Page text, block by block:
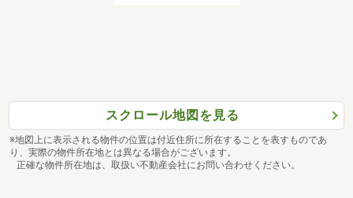
スクロール地図を見る
※地図上に表示される物件の位置は付近住所に所在することを表すものであ
り、実際の物件所在地とは異なる場合がございます。
正確な物件所在地は、取扱い不動産会社にお問い合わせください。